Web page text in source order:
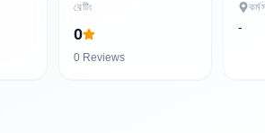
রেটিং
0
0 Reviews
-